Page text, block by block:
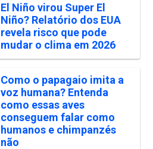
El Niño virou Super El
Niño? Relatório dos EUA
revela risco que pode
mudar o clima em 2026
Como o papagaio imita a
voz humana? Entenda
como essas aves
conseguem falar como
humanos e chimpanzés
não